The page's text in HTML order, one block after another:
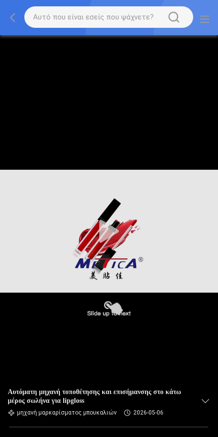
Αυτόματη μηχανή τοποθέτησης και επισήμανσης στο κάτω
μέρος σωλήνα για lipgloss
μηχανή μαρκαρίσματος μπουκαλιών 2026-05-06